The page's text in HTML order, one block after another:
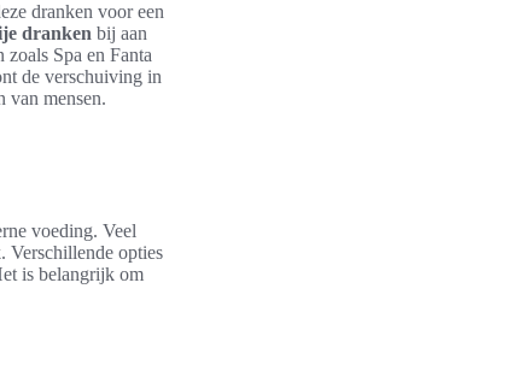
dranken voor een
dranken bij aan
Spa en Fanta
de verschuiving in
van mensen.
voeding. Veel
Verschillende opties
is belangrijk om